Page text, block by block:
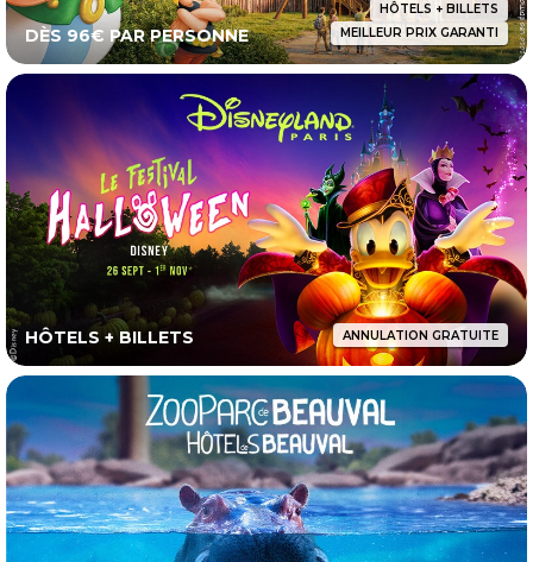
DÈS 96€ PAR PERSONNE
HÔTELS + BILLETS
MEILLEUR PRIX GARANTI
HÔTELS + BILLETS ANNULATION GRATUITE